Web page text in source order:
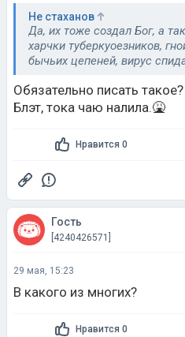
Не стаханов
Да, их тоже создал Бог, а
харчки туберкуоезников,
бычьих цепеней, вирус
Обязательно писать
Блэт, тока чаю налила.🤮
Нравится 0
Гость
[4240426571]
29 мая, 15:23
В какого из многих?
Нравится 0